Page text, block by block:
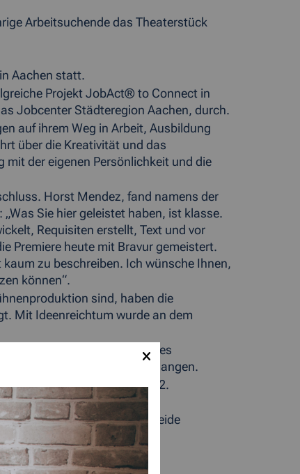
Arbeitsuchende das Theaterstück
Aachen statt.
Projekt JobAct® to Connect in
Jobcenter Städteregion Aachen, durch.
auf ihrem Weg in Arbeit, Ausbildung
über die Kreativität und das
der eigenen Persönlichkeit und die
Horst Mendez, fand namens der
Sie hier geleistet haben, ist klasse.
Requisiten erstellt, Text und vor
Premiere heute mit Bravur gemeistert.
zu beschreiben. Ich wünsche Ihnen,
können“.
sind, haben die
Mit Ideenreichtum wurde an dem
und sind im Rahmen eines
in den Arbeitsmarkt angegangen.
schließt diese ab. In der 2.
Coaching statt. Beide